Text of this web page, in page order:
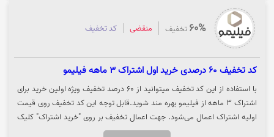
60% تخفیف منقضی کد تخفیف
كد تخفيف 60 درصدی خرید اول اشتراک 3 ماهه فیلیمو
با استفاده از این کد تخفیف میتوانید از 60 درصد تخفیف ویژه اولین خرید برای
اشتراک 3 ماهه از فیلیمو بهره مند شوید.قابل توجه این کد تخفیف روی قیمت
اولیه اشتراک اعمال می‌شود. جهت اعمال تخفیف بر روی "خرید اشتراک" کلیک
نمایید تا تخفیف در سایت فیلیمو برای شما منظور گردد